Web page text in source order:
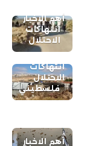
أهم الاخبار
انتهاكات
الاحتلال
انتهاكات
الاحتلال
فلسطيني
أهم الاخبار